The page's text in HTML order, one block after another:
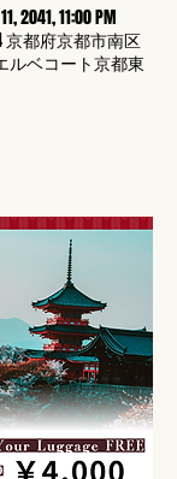
2041, 11:00 PM
京都府京都市南区
ルベコート京都東